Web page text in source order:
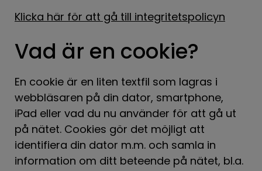
Klicka här för att gå till integritetspolicyn
Vad är en cookie?
En cookie är en liten textfil som lagras i
webbläsaren på din dator, smartphone,
iPad eller vad du nu använder för att gå ut
på nätet. Cookies gör det möjligt att
identifiera din dator m.m. och samla in
information om ditt beteende på nätet, bl.a.